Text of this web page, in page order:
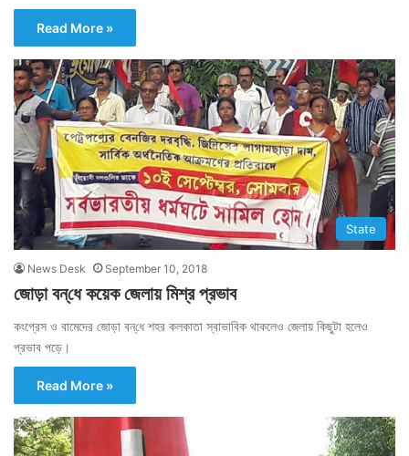
Read More »
State
News Desk September 10, 2018
জোড়া বন্‌ধে কয়েক জেলায় মিশ্র প্রভাব
কংগ্রেস ও বামেদের জোড়া বন্‌ধে শহর কলকাতা স্বাভাবিক থাকলেও জেলায় কিছুটা হলেও
প্রভাব পড়ে।
Read More »